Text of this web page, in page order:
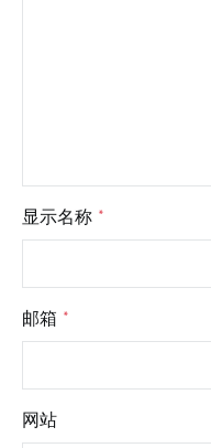
显示名称 *
邮箱 *
网站